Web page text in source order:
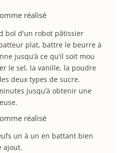
réalisé
bol d'un robot pâtissier
plat, battre le beurre à
jusqu’à ce qu’il soit mou
le sel, la vanille, la poudre
deux types de sucre.
jusqu’à obtenir une
réalisé
un à un en battant bien
ajout.